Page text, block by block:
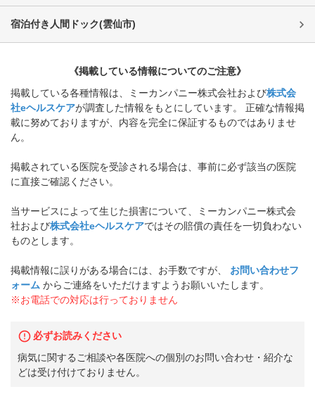
宿泊付き人間ドック(雲仙市)
《掲載している情報についてのご注意》
掲載している各種情報は、ミーカンパニー株式会社および株式会
社eヘルスケアが調査した情報をもとにしています。 正確な情報掲
載に努めておりますが、内容を完全に保証するものではありませ
ん。
掲載されている医院を受診される場合は、事前に必ず該当の医院
に直接ご確認ください。
当サービスによって生じた損害について、ミーカンパニー株式会
社および株式会社eヘルスケアではその賠償の責任を一切負わない
ものとします。
掲載情報に誤りがある場合には、お手数ですが、
お問い合わせフ
ォーム からご連絡をいただけますようお願いいたします。
※お電話での対応は行っておりません
必ずお読みください
病気に関するご相談や各医院への個別のお問い合わせ・紹介な
どは受け付けておりません。